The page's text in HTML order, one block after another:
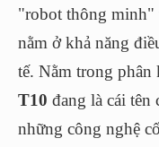
"robot thông minh"
nằm ở khả năng
tế. Nằm trong phân
T10 đang là cái tên
những công nghệ